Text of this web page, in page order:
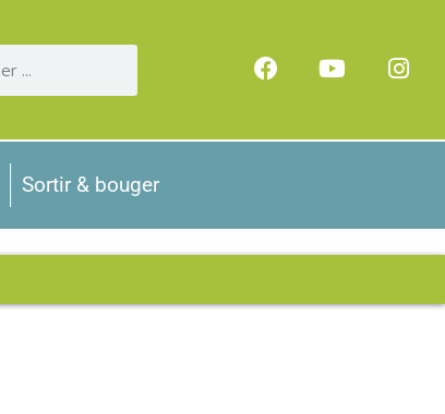
Sortir & bouger